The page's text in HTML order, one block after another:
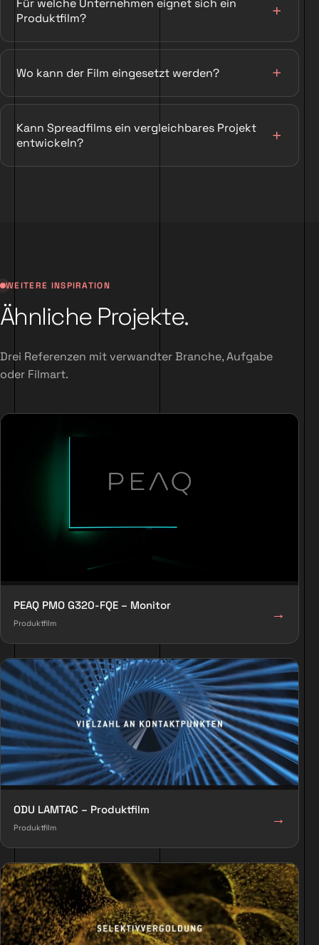
Produktfilm?
Wo kann der Film eingesetzt werden?
Kann Spreadfilms ein vergleichbares Projekt
entwickeln?
WEITERE INSPIRATION
Ähnliche Projekte.
Drei Referenzen mit verwandter Branche, Aufgabe
oder Filmart.
PEAQ PMO G320-FQE – Monitor
Produktfilm →
ODU LAMTAC – Produktfilm
Produktfilm →